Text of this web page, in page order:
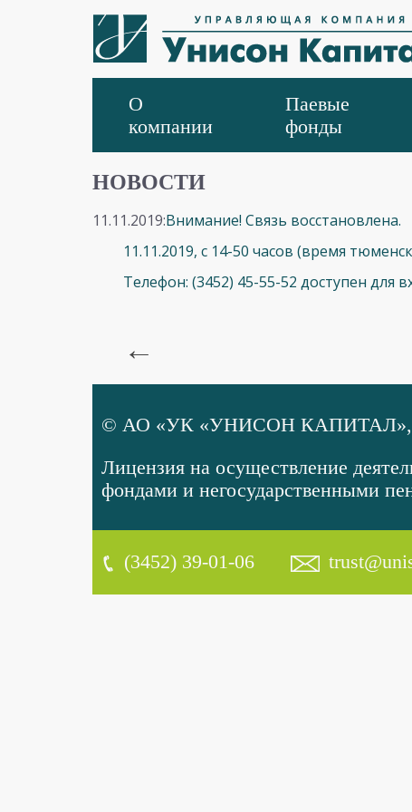
О
компании
Паевые
фонды
НОВОСТИ
11.11.2019:Внимание! Связь восстановлена.
11.11.2019, с 14-50 часов (время
Телефон: (3452) 45-55-52 доступен для
←
© АО «УК «УНИСОН КАПИТАЛ»,
Лицензия на осуществление
фондами и негосударственными
(3452) 39-01-06